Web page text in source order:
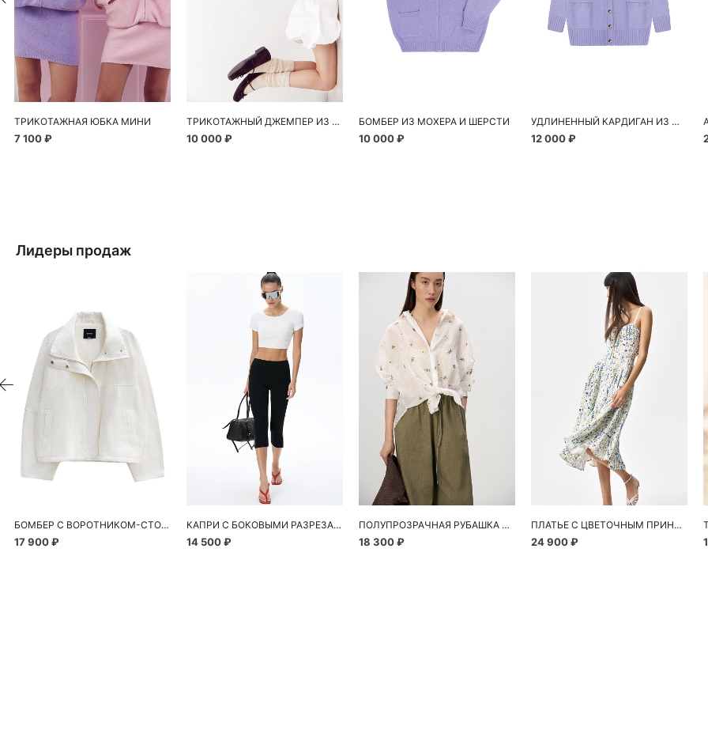
ТРИКОТАЖНАЯ ЮБКА МИНИ
7 100 ₽
ТРИКОТАЖНЫЙ ДЖЕМПЕР ИЗ ШЕРСТИ С ДОБАВЛЕНИЕМ МОХЕРА
10 000 ₽
БОМБЕР ИЗ МОХЕРА И ШЕРСТИ
10 000 ₽
УДЛИНЕННЫЙ КАРДИГАН ИЗ ШЕРСТИ АЛЬПАКА
12 000 ₽
Лидеры продаж
БОМБЕР С ВОРОТНИКОМ-СТОЙКОЙ
17 900 ₽
КАПРИ С БОКОВЫМИ РАЗРЕЗАМИ
14 500 ₽
ПОЛУПРОЗРАЧНАЯ РУБАШКА С РОМАШКАМИ
18 300 ₽
ПЛАТЬЕ С ЦВЕТОЧНЫМ ПРИНТОМ
24 900 ₽